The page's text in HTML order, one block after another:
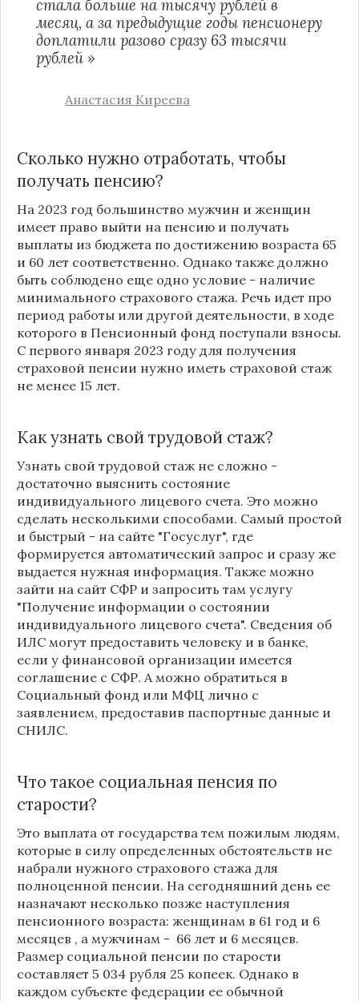
стала больше на тысячу рублей в
месяц, а за предыдущие годы пенсионеру
доплатили разово сразу 63 тысячи
рублей »
Анастасия Киреева
Сколько нужно отработать, чтобы
получать пенсию?
На 2023 год большинство мужчин и женщин
имеет право выйти на пенсию и получать
выплаты из бюджета по достижению возраста 65
и 60 лет соответственно. Однако также должно
быть соблюдено еще одно условие - наличие
минимального страхового стажа. Речь идет про
период работы или другой деятельности, в ходе
которого в Пенсионный фонд поступали взносы.
С первого января 2023 году для получения
страховой пенсии нужно иметь страховой стаж
не менее 15 лет.
Как узнать свой трудовой стаж?
Узнать свой трудовой стаж не сложно -
достаточно выяснить состояние
индивидуального лицевого счета. Это можно
сделать несколькими способами. Самый простой
и быстрый - на сайте "Госуслуг", где
формируется автоматический запрос и сразу же
выдается нужная информация. Также можно
зайти на сайт СФР и запросить там услугу
"Получение информации о состоянии
индивидуального лицевого счета". Сведения об
ИЛС могут предоставить человеку и в банке,
если у финансовой организации имеется
соглашение с СФР. А можно обратиться в
Социальный фонд или МФЦ лично с
заявлением, предоставив паспортные данные и
СНИЛС.
Что такое социальная пенсия по
старости?
Это выплата от государства тем пожилым людям,
которые в силу определенных обстоятельств не
набрали нужного страхового стажа для
полноценной пенсии. На сегодняшний день ее
назначают несколько позже наступления
пенсионного возраста: женщинам в 61 год и 6
месяцев , а мужчинам - 66 лет и 6 месяцев.
Размер социальной пенсии по старости
составляет 5 034 рубля 25 копеек. Однако в
каждом субъекте федерации ее обычной